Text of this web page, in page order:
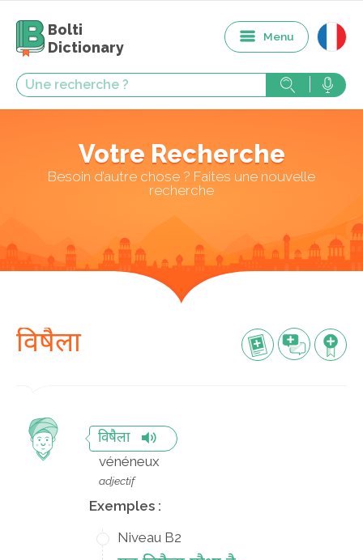
Bolti
Dictionary
Menu
Votre Recherche
Besoin d’autre chose ? Faites une nouvelle
recherche
विषैला
विषैला
vénéneux
adjectif
Exemples :
Niveau B2